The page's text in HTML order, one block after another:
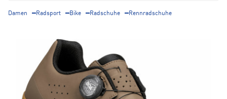
Damen Radsport Bike Radschuhe Rennradschuhe